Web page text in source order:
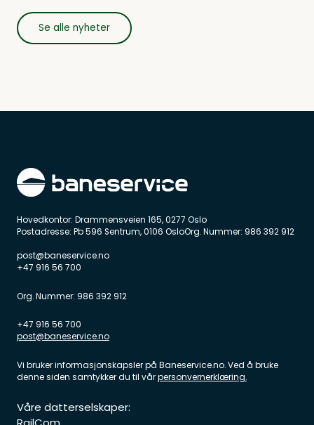
Se alle nyheter
Hovedkontor: Drammensveien 165, 0277 Oslo
Postadresse: Pb 596 Sentrum, 0106 OsloOrg. Nummer: 986 392 912
post@baneservice.no
+47 916 56 700
Org. Nummer: 986 392 912
+47 916 56 700
post@baneservice.no
Vi bruker informasjonskapsler på Baneservice.no. Ved å bruke
denne siden samtykker du til vårpersonvernerklæring.
Våre datterselskaper: